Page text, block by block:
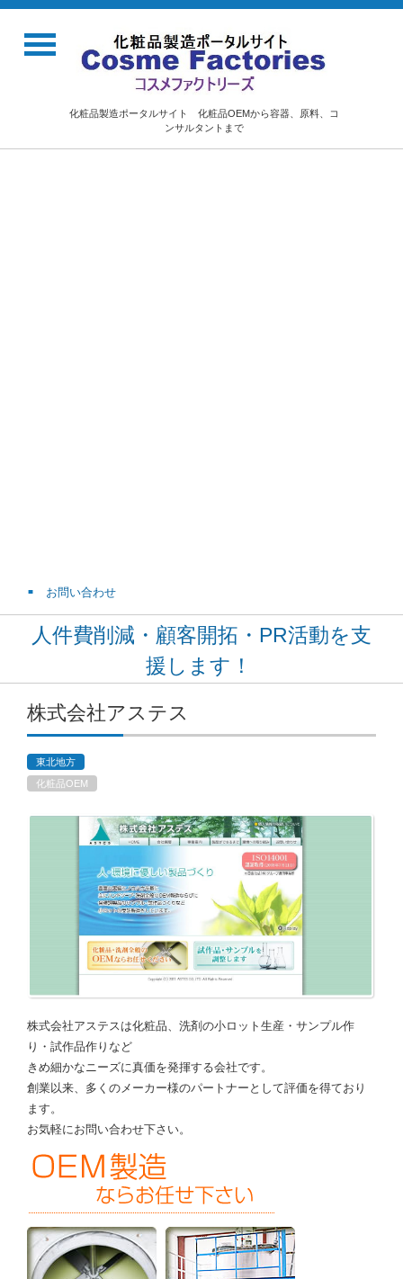
化粧品製造ポータルサイト 化粧品OEMから容器、原料、コ
ンサルタントまで
お問い合わせ
人件費削減・顧客開拓・PR活動を支
援します！
株式会社アステス
東北地方
化粧品OEM
株式会社アステスは化粧品、洗剤の小ロット生産・サンプル作
り・試作品作りなど
きめ細かなニーズに真価を発揮する会社です。
創業以来、多くのメーカー様のパートナーとして評価を得ており
ます。
お気軽にお問い合わせ下さい。